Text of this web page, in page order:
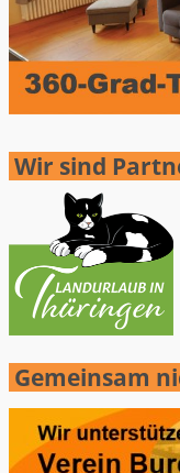
Wir sind
Gemeinsam